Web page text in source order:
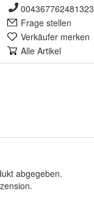
004367762481323
Frage stellen
Verkäufer merken
Alle Artikel
abgegeben.
.